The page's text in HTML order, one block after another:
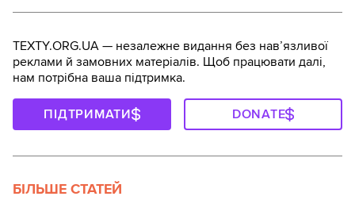
TEXTY.ORG.UA — незалежне видання без навʼязливої
реклами й замовних матеріалів. Щоб працювати далі,
нам потрібна ваша підтримка.
ПІДТРИМАТИ DONATE
БІЛЬШЕ СТАТЕЙ